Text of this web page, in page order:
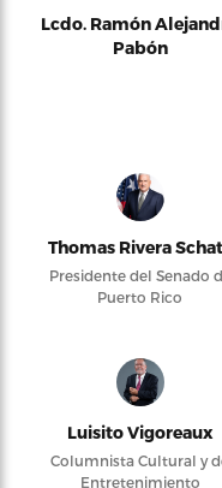
Lcdo. Ramón
Pabón
Thomas Rivera
Presidente del Senado
Puerto Rico
Luisito Vigoreaux
Columnista Cultural y
Entretenimiento